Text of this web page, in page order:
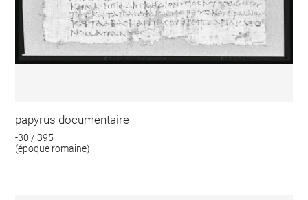
papyrus documentaire
-30 / 395
(époque romaine)